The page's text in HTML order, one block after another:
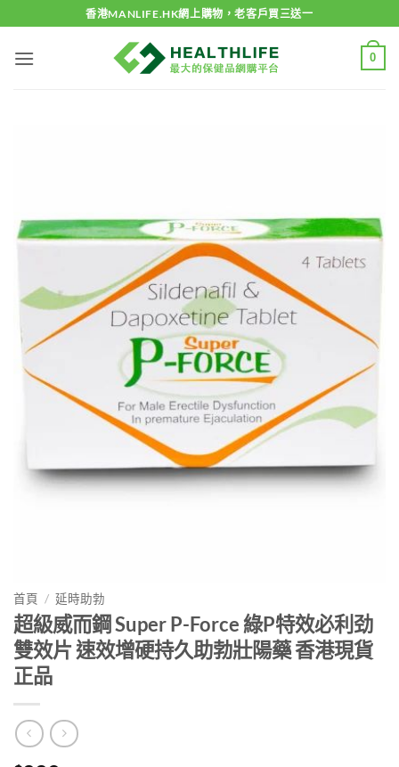
to
content
香港MANLIFE.HK網上購物，老客戶買三送一
0
首頁 / 延時助勃
超級威而鋼 Super P-Force 綠P特效必利劲
雙效片 速效增硬持久助勃壯陽藥 香港現貨
正品